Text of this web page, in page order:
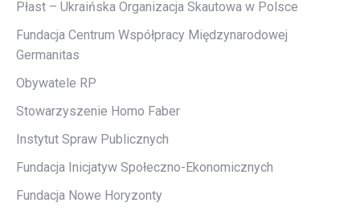
Płast – Ukraińska Organizacja Skautowa w Polsce
Fundacja Centrum Współpracy Międzynarodowej
Germanitas
Obywatele RP
Stowarzyszenie Homo Faber
Instytut Spraw Publicznych
Fundacja Inicjatyw Społeczno-Ekonomicznych
Fundacja Nowe Horyzonty